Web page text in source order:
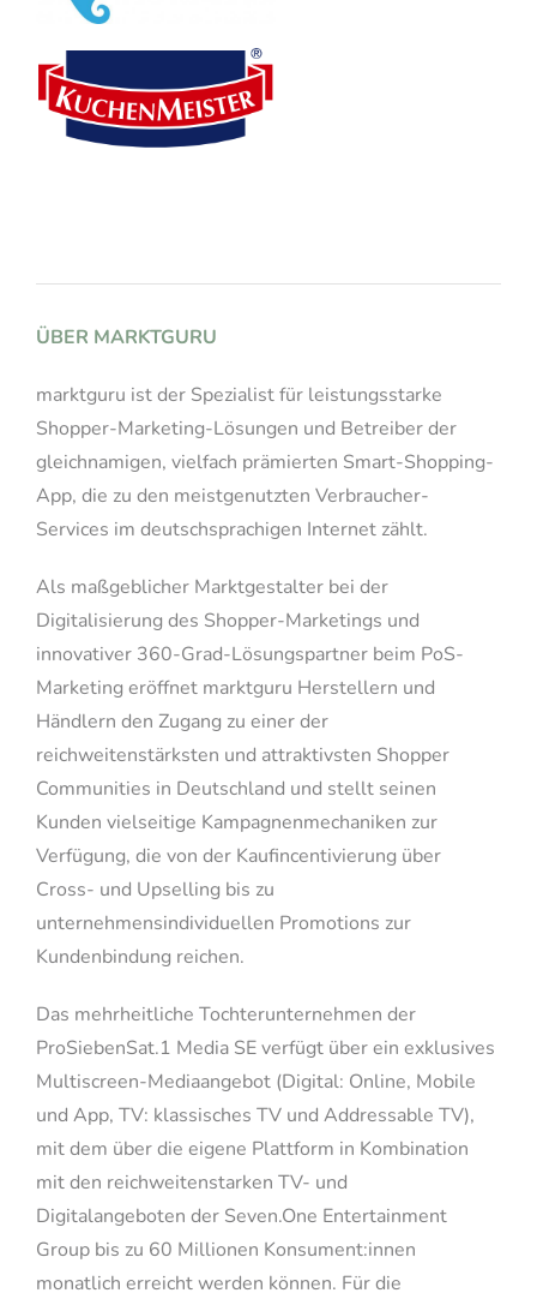
ÜBER MARKTGURU
marktguru ist der Spezialist für leistungsstarke
Shopper-Marketing-Lösungen und Betreiber der
gleichnamigen, vielfach prämierten Smart-Shopping-
App, die zu den meistgenutzten Verbraucher-
Services im deutschsprachigen Internet zählt.
Als maßgeblicher Marktgestalter bei der
Digitalisierung des Shopper-Marketings und
innovativer 360-Grad-Lösungspartner beim PoS-
Marketing eröffnet marktguru Herstellern und
Händlern den Zugang zu einer der
reichweitenstärksten und attraktivsten Shopper
Communities in Deutschland und stellt seinen
Kunden vielseitige Kampagnenmechaniken zur
Verfügung, die von der Kaufincentivierung über
Cross- und Upselling bis zu
unternehmensindividuellen Promotions zur
Kundenbindung reichen.
Das mehrheitliche Tochterunternehmen der
ProSiebenSat.1 Media SE verfügt über ein exklusives
Multiscreen-Mediaangebot (Digital: Online, Mobile
und App, TV: klassisches TV und Addressable TV),
mit dem über die eigene Plattform in Kombination
mit den reichweitenstarken TV- und
Digitalangeboten der Seven.One Entertainment
Group bis zu 60 Millionen Konsument:innen
monatlich erreicht werden können. Für die